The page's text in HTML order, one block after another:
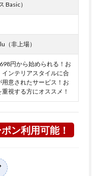
Basic）
（非上場）
円から始められる！お
ンテリアスタイルに合
意されたサービス！お
視する方にオススメ！
ン利用可能！